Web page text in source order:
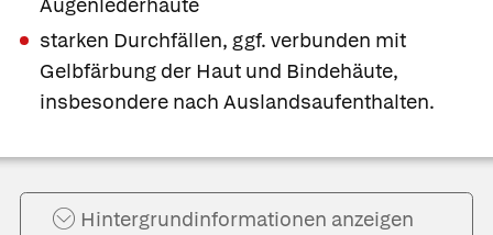
Augenlederhäute
starken Durchfällen, ggf. verbunden mit
Gelbfärbung der Haut und Bindehäute,
insbesondere nach Auslandsaufenthalten.
Hintergrund­informationen anzeigen